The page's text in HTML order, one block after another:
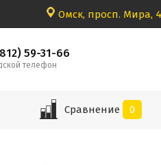
Омск, просп. Мира,
59-31-66
телефон
Сравнение 0